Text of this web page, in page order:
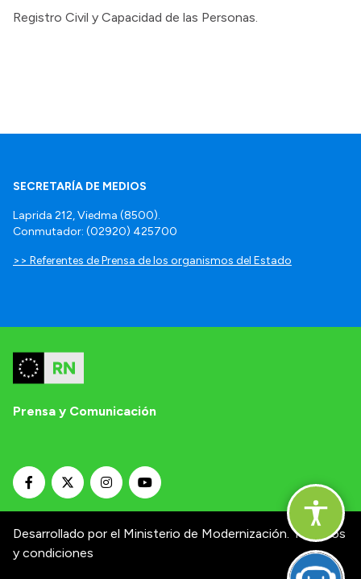
Registro Civil y Capacidad de las Personas.
SECRETARÍA DE MEDIOS
Laprida 212, Viedma (8500).
Conmutador: (02920) 425700
>> Referentes de Prensa de los organismos del Estado
Prensa y Comunicación
Desarrollado por el Ministerio de Modernización. Términos
y condiciones